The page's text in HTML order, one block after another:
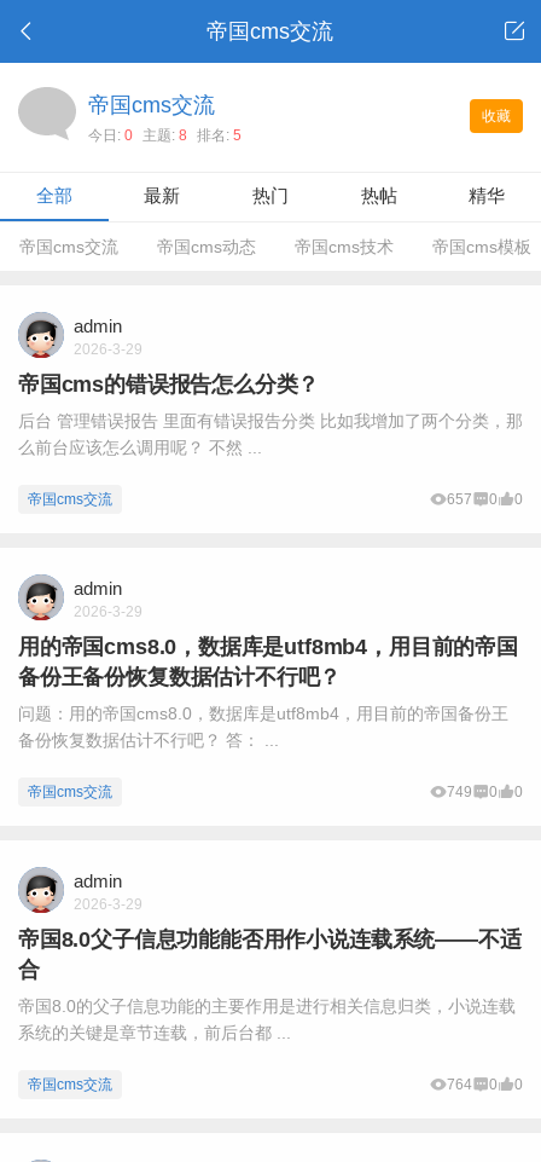
帝国cms交流
收藏
帝国cms交流
今日: 0 主题: 8 排名: 5
全部 最新 热门 热帖 精华
帝国cms交流 帝国cms动态 帝国cms技术 帝国cms模板
admin
2026-3-29
帝国cms的错误报告怎么分类？
后台 管理错误报告 里面有错误报告分类 比如我增加了两个分类，那
么前台应该怎么调用呢？ 不然 ...
帝国cms交流 657 0 0
admin
2026-3-29
用的帝国cms8.0，数据库是utf8mb4，用目前的帝国
备份王备份恢复数据估计不行吧？
问题：用的帝国cms8.0，数据库是utf8mb4，用目前的帝国备份王
备份恢复数据估计不行吧？ 答： ...
帝国cms交流 749 0 0
admin
2026-3-29
帝国8.0父子信息功能能否用作小说连载系统——不适
合
帝国8.0的父子信息功能的主要作用是进行相关信息归类，小说连载
系统的关键是章节连载，前后台都 ...
帝国cms交流 764 0 0